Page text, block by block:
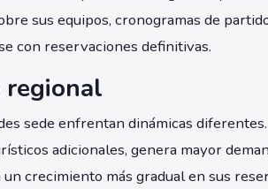
sus equipos, cronogramas de
con reservaciones definitivas.
regional
sede enfrentan dinámicas
adicionales, genera mayor
crecimiento más gradual en sus